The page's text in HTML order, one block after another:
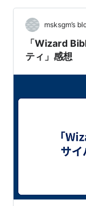
msksgm’s
「Wizard
ティ」感想